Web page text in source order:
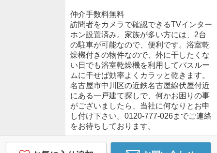
仲介手数料無料
訪問者をカメラで確認できるTVインター
ホン設置済み。家族が多い方には、2台
の駐車が可能なので、便利です。浴室乾
燥機付きの物件なので、外に干したくな
い日でも浴室乾燥機を利用してバスルー
ムに干せば効率よくカラッと乾きます。
名古屋市中川区の近鉄名古屋線伏屋付近
にある一戸建て探しで、何かお困りの事
がございましたら、当社に何なりとお申
し付け下さい。0120-777-026までご連絡
をお待ちしております。